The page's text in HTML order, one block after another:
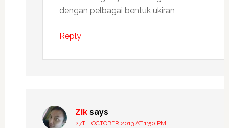
dengan pelbagai bentuk ukiran
Reply
Zik says
27TH OCTOBER 2013 AT 1:50 PM